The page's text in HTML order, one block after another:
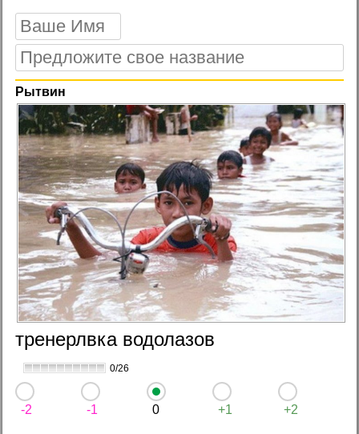
Рытвин
тренерлвка водолазов
0/26
-2 -1 0 +1 +2